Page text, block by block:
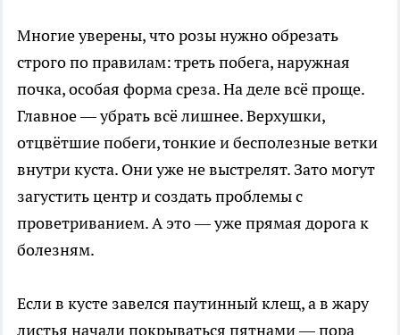
Многие уверены, что розы нужно обрезать
строго по правилам: треть побега, наружная
почка, особая форма среза. На деле всё проще.
Главное — убрать всё лишнее. Верхушки,
отцвётшие побеги, тонкие и бесполезные ветки
внутри куста. Они уже не выстрелят. Зато могут
загустить центр и создать проблемы с
проветриванием. А это — уже прямая дорога к
болезням.
Если в кусте завелся паутинный клещ, а в жару
листья начали покрываться пятнами — пора